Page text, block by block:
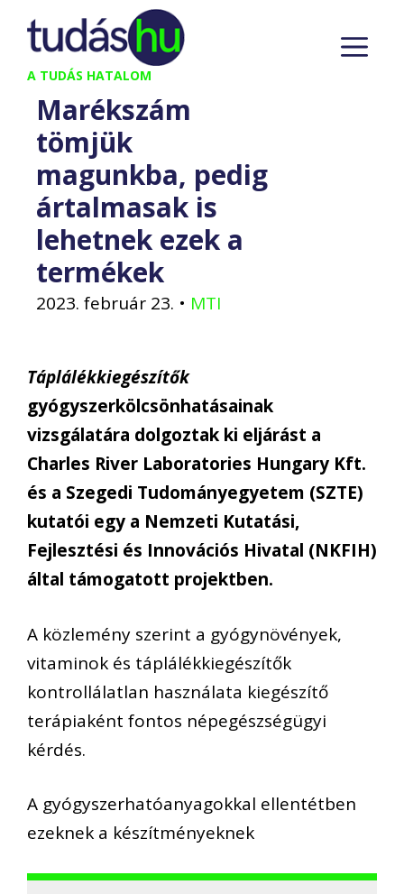
Kilépés
tartalomba
A TUDÁS HATALOM
Marékszám
tömjük
magunkba, pedig
ártalmasak is
lehetnek ezek a
termékek
2023. február 23. • MTI
Táplálékkiegészítők
gyógyszerkölcsönhatásainak
vizsgálatára dolgoztak ki eljárást a
Charles River Laboratories Hungary Kft.
és a Szegedi Tudományegyetem (SZTE)
kutatói egy a Nemzeti Kutatási,
Fejlesztési és Innovációs Hivatal (NKFIH)
által támogatott projektben.
A közlemény szerint a gyógynövények,
vitaminok és táplálékkiegészítők
kontrollálatlan használata kiegészítő
terápiaként fontos népegészségügyi
kérdés.
A gyógyszerhatóanyagokkal ellentétben
ezeknek a készítményeknek